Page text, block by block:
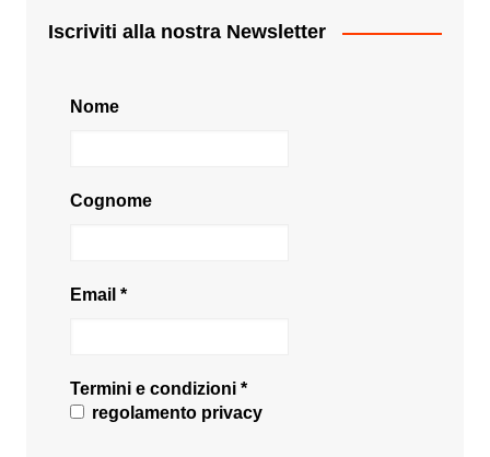
Iscriviti alla nostra Newsletter
Nome
Cognome
Email *
Termini e condizioni *
regolamento privacy